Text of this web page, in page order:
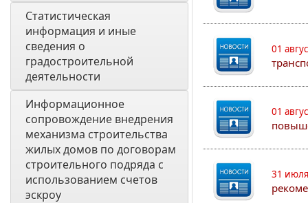
Статистическая
информация и иные
сведения о
градостроительной
деятельности
Информационное
сопровождение внедрения
механизма строительства
жилых домов по договорам
строительного подряда с
использованием счетов
эскроу
01
01
31